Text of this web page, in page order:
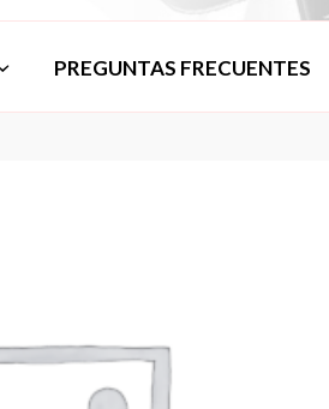
PREGUNTAS FRECUENTES